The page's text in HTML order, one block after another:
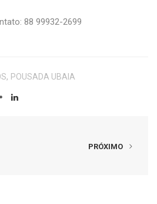
88 99932-2699
, POUSADA UBAIA
PRÓXIMO